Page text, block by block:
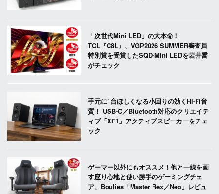
「次世代Mini LED」の大本命！
TCL『C8L』、VGP2026 SUMMER審査員
特別賞を受賞したSQD-Mini LEDを岩井喬
がチェック
手元に1台ほしくなる小回りの効くHi-Fi音
質！ USB-C／Bluetooth対応のクリエイテ
ィブ「XF1」アクティブスピーカーをチェ
ック
ゲーマー以外にもオススメ！他と一線を画
す座り心地と使い勝手のゲーミングチェ
ア、Boulies「Master Rex／Neo」レビュ